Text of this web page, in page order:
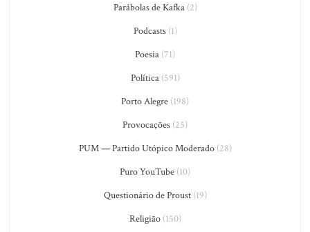
Parábolas de Kafka(2)
Podcasts(1)
Poesia (71)
Política(591)
Porto Alegre (198)
Provocações (25)
PUM — Partido Utópico Moderado(28)
Puro YouTube (10)
Questionário de Proust(19)
Religião(150)